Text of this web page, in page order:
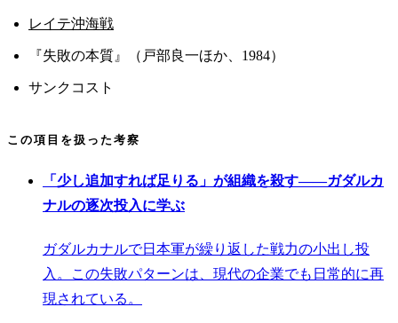
レイテ沖海戦
『失敗の本質』（戸部良一ほか、1984）
サンクコスト
この項目を扱った考察
「少し追加すれば足りる」が組織を殺す——ガダルカ
ナルの逐次投入に学ぶ
ガダルカナルで日本軍が繰り返した戦力の小出し投
入。この失敗パターンは、現代の企業でも日常的に再
現されている。